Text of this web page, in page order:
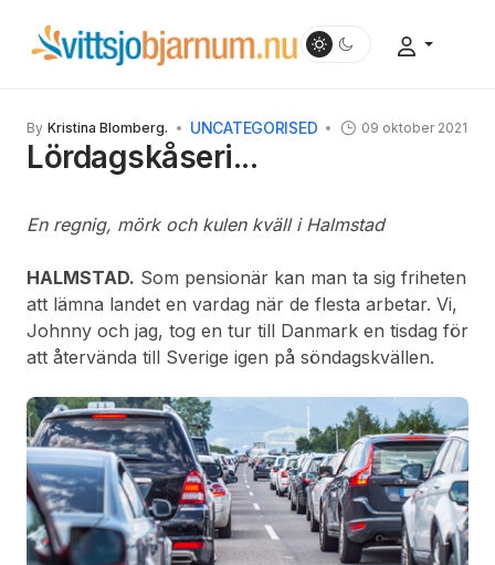
By Kristina Blomberg. UNCATEGORISED 09 oktober 2021
Lördagskåseri...
En regnig, mörk och kulen kväll i Halmstad
HALMSTAD. Som pensionär kan man ta sig friheten
att lämna landet en vardag när de flesta arbetar. Vi,
Johnny och jag, tog en tur till Danmark en tisdag för
att återvända till Sverige igen på söndagskvällen.